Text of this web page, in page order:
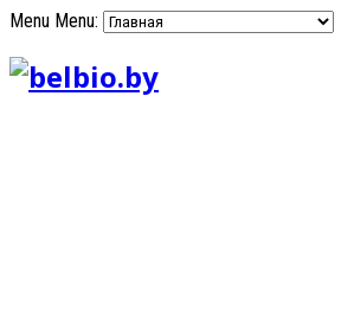
Menu Menu: